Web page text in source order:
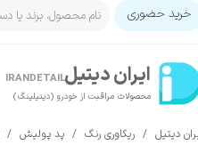
ایران‌ دیتیل
محصولات مراقبت از خودرو (دیتیلینگ)​​​​​​​
IRANDETAIL
حساب کاربری من
تغییر گذر واژه
خرید حضوری
دیتیل ریکاوری رنگ پد پولیش